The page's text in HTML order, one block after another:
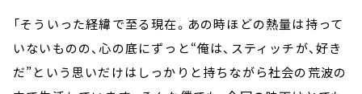
「そういった経緯で至る現在。あの時ほどの熱量は持って
いないものの、心の底にずっと“俺は、スティッチが、好き
だ”という思いだけはしっかりと持ちながら社会の荒波の